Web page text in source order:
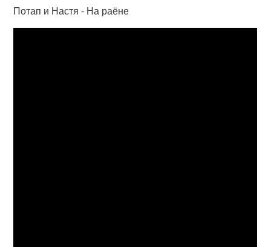
Потап и Настя - На раёне